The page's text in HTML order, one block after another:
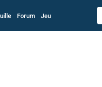
Forum Jeu